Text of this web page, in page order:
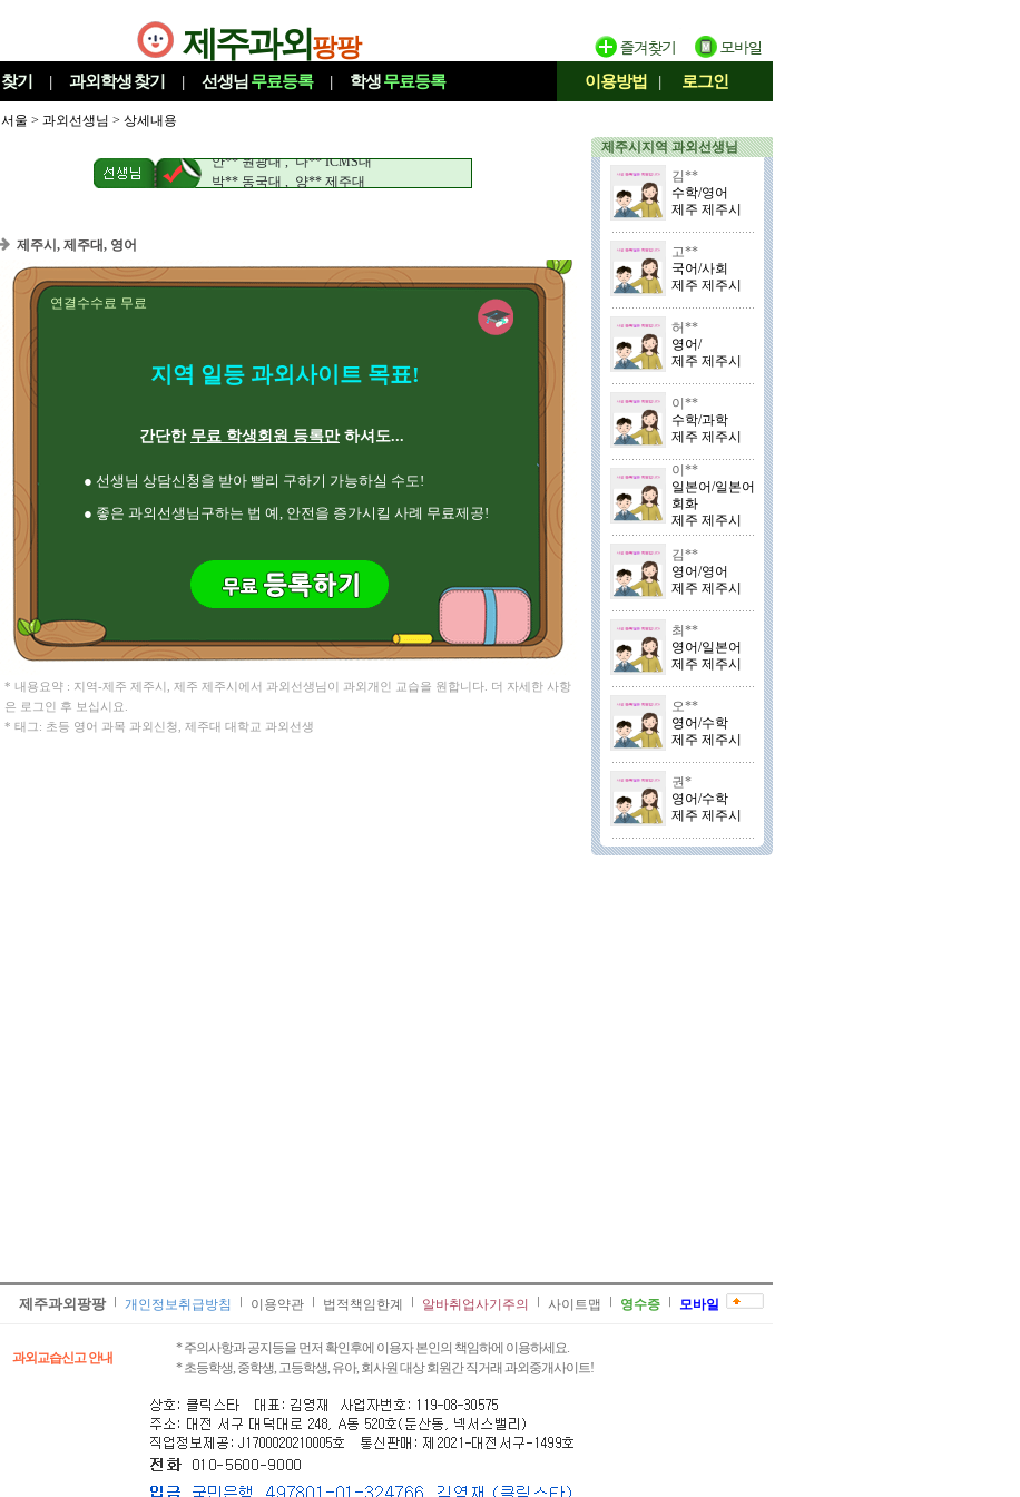
제주과외팡팡
찾기 | 과외학생찾기 | 선생님 무료등록 | 학생무료등록 이용방법 | 로그인
서울 > 과외선생님 > 상세내용
안** 원광대 , 나** ICMS대
박** 동국대 , 양** 제주대
제주시, 제주대, 영어
연결수수료 무료
지역 일등 과외사이트 목표!
간단한 무료 학생회원 등록만하셔도...
● 선생님 상담신청을 받아 빨리 구하기 가능하실 수도!
● 좋은 과외선생님구하는 법 예, 안전을 증가시킬 사례 무료제공!
* 내용요약 : 지역-제주 제주시, 제주 제주시에서 과외선생님이 과외개인 교습을 원합니다. 더 자세한 사항
은 로그인 후 보십시요.
* 태그: 초등 영어 과목 과외신청, 제주대 대학교 과외선생
제주시지역 과외선생님
김**
수학/영어
제주 제주시
고**
국어/사회
제주 제주시
허**
영어/
제주 제주시
이**
수학/과학
제주 제주시
이**
일본어/일본어
회화
제주 제주시
김**
영어/영어
제주 제주시
최**
영어/일본어
제주 제주시
오**
영어/수학
제주 제주시
권*
영어/수학
제주 제주시
제주과외팡팡 개인정보취급방침 이용약관 법적책임한계 알바취업사기주의 사이트맵 영수증 모바일
과외교습신고 안내
* 주의사항과 공지등을 먼저 확인후에 이용자 본인의 책임하에 이용하세요.
* 초등학생, 중학생, 고등학생, 유아, 회사원 대상 회원간 직거래 과외중개사이트!